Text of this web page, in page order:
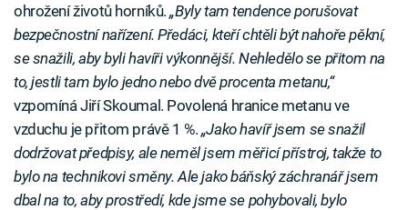
ohrožení životů horníků.„Byly tam tendence porušovat
bezpečnostní nařízení. Předáci, kteří chtěli být nahoře pěkní,
se snažili, aby byli havíři výkonnější. Nehledělo se přitom na
to, jestli tam bylo jedno nebo dvě procenta metanu,“
vzpomíná Jiří Skoumal. Povolená hranice metanu ve
vzduchu je přitom právě 1 %. „Jako havíř jsem se snažil
dodržovat předpisy, ale neměl jsem měřicí přístroj, takže to
bylo na technikovi směny. Ale jako báňský záchranář jsem
dbal na to, aby prostředí, kde jsme se pohybovali, bylo